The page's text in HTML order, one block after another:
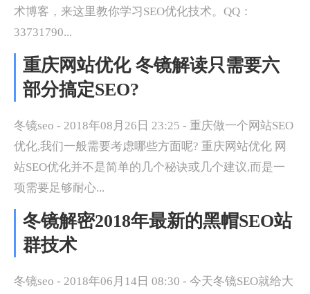
术博客，来这里教你学习SEO优化技术。QQ：
33731790...
重庆网站优化 冬镜解读只需要六
部分搞定SEO?
冬镜seo - 2018年08月26日 23:25 - 重庆做一个网站SEO
优化,我们一般需要考虑哪些方面呢? 重庆网站优化 网
站SEO优化并不是简单的几个秘诀或几个建议,而是一
项需要足够耐心...
冬镜解密2018年最新的黑帽SEO站
群技术
冬镜seo - 2018年06月14日 08:30 - 今天冬镜SEO就给大